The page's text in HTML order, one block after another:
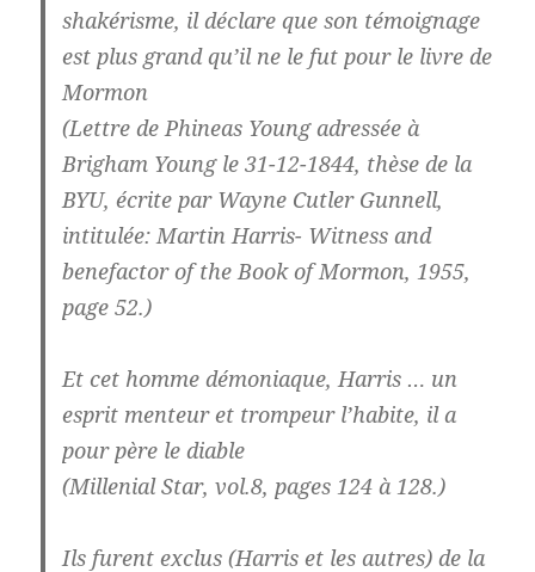
shakérisme, il déclare que son témoignage
est plus grand qu’il ne le fut pour le livre de
Mormon
(Lettre de Phineas Young adressée à
Brigham Young le 31-12-1844, thèse de la
BYU, écrite par Wayne Cutler Gunnell,
intitulée: Martin Harris- Witness and
benefactor of the Book of Mormon, 1955,
page 52.)
Et cet homme démoniaque, Harris … un
esprit menteur et trompeur l’habite, il a
pour père le diable
(Millenial Star, vol.8, pages 124 à 128.)
Ils furent exclus (Harris et les autres) de la